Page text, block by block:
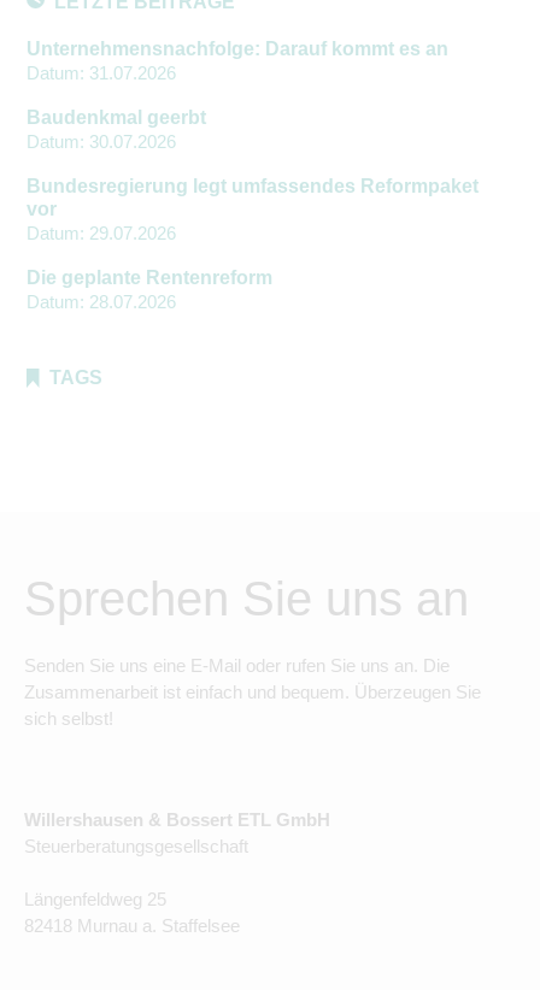
Unternehmensnachfolge: Darauf kommt es an
Datum: 31.07.2026
Baudenkmal geerbt
Datum: 30.07.2026
Bundesregierung legt umfassendes Reformpaket
vor
Datum: 29.07.2026
Die geplante Rentenreform
Datum: 28.07.2026
TAGS
Sprechen Sie uns an
Senden Sie uns eine E-Mail oder rufen Sie uns an. Die
Zusammenarbeit ist einfach und bequem. Überzeugen Sie
sich selbst!
Willershausen & Bossert ETL GmbH
Steuerberatungsgesellschaft
Längenfeldweg 25
82418 Murnau a. Staffelsee